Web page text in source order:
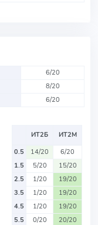
6/20
8/20
6/20
ИТ2Б
ИТ2М
0.5
14/20
6/20
1.5
5/20
15/20
2.5
1/20
19/20
3.5
1/20
19/20
4.5
1/20
19/20
5.5
0/20 20/20